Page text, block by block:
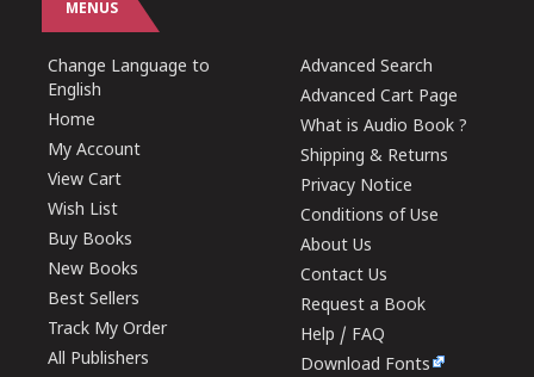
MENUS
Change Language to
English
Home
My Account
View Cart
Wish List
Buy Books
New Books
Best Sellers
Track My Order
All Publishers
Advanced Search
Advanced Cart Page
What is Audio Book ?
Shipping & Returns
Privacy Notice
Conditions of Use
About Us
Contact Us
Request a Book
Help / FAQ
Download Fonts